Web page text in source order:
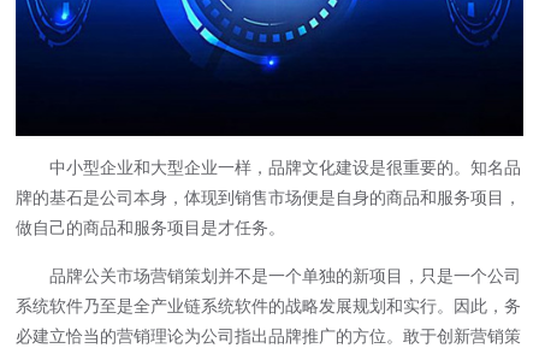
中小型企业和大型企业一样，品牌文化建设是很重要的。知名品
牌的基石是公司本身，体现到销售市场便是自身的商品和服务项目，
做自己的商品和服务项目是才任务。
品牌公关市场营销策划并不是一个单独的新项目，只是一个公司
系统软件乃至是全产业链系统软件的战略发展规划和实行。因此，务
必建立恰当的营销理论为公司指出品牌推广的方位。敢于创新营销策